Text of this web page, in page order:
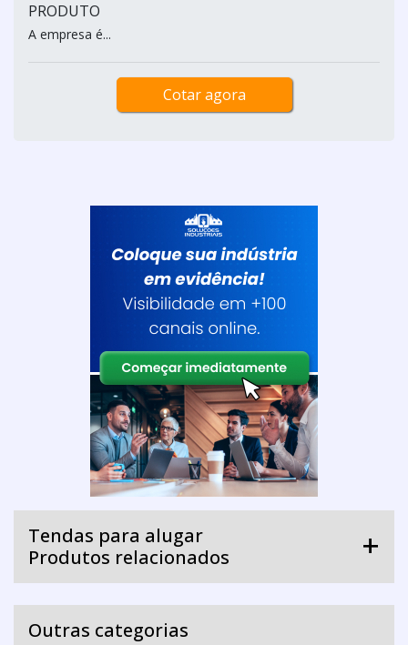
PRODUTO
A empresa é...
Cotar agora
Tendas para alugar
Produtos relacionados
Outras categorias